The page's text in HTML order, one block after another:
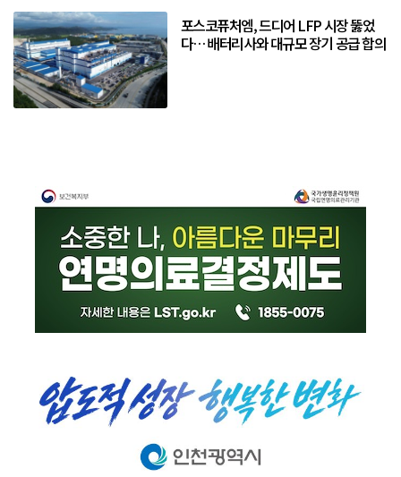
포스코퓨처엠, 드디어 LFP 시장 뚫었
다… 배터리사와 대규모 장기 공급 합의